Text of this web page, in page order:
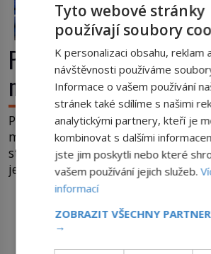
První plastické operace:
nový nos rodí z kůže na
Plastická chirurgie se často
moderní medicíny. Ve skutečnosti
staré více než dva a půl tisíce let. V
ještě neexistují antibiotika ani
odvážní lékaři pokoušejí vracet
metody jsou překvapivě
principy používají chirurgové
DALŠÍ ČLÁNKY Z
Tyto webové stránky
používají soubory
K personalizaci obsahu, reklam
návštěvnosti používáme
Informace o vašem používání
stránek také sdílíme s našimi
analytickými partnery, kteří je
kombinovat s dalšími
jste jim poskytli nebo které
vašem používání jejich služeb.
informací
ZOBRAZIT VŠECHNY
→